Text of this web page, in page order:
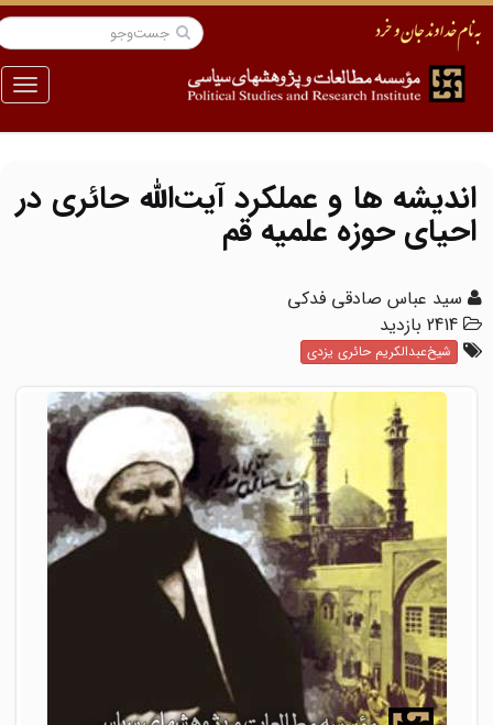
منو
اندیشه ها و عملکرد آیت‌الله حائری در
احیای حوزه علمیه قم
سید عباس صادقی فدکی
2414 بازدید
شیخ‌عبدالکریم حائری یزدی